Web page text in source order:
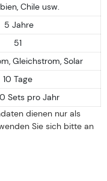
Chile usw.
5 Jahre
51
Gleichstrom, Solar
10 Tage
Sets pro Jahr
dienen nur als
Sie sich bitte an